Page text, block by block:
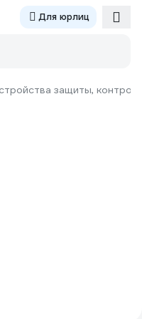
Для юрлиц
защиты,